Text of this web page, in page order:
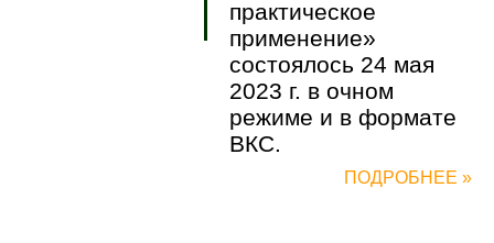
практическое
применение»
состоялось 24 мая
2023 г. в очном
режиме и в формате
ВКС.
ПОДРОБНЕЕ »